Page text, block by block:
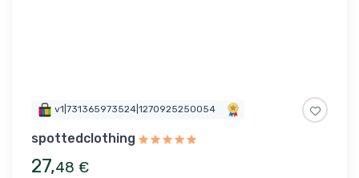
v1|731365973524|1270925250054
spottedclothing
27,48 €